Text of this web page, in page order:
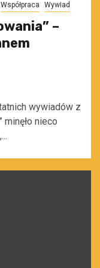
Współpraca Wywiad
–
wywiadów z
nieco